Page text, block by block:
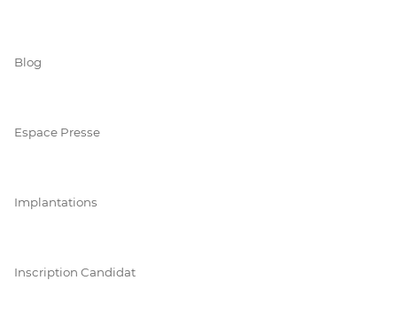
Blog
Espace Presse
Implantations
Inscription Candidat